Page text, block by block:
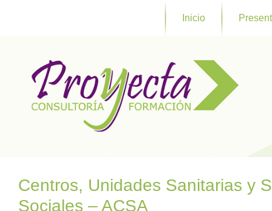
Inicio
Centros, Unidades Sanitarias y
Sociales – ACSA